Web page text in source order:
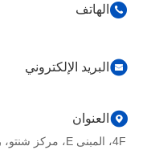
الهاتف
البريد الإلكتروني
العنوان